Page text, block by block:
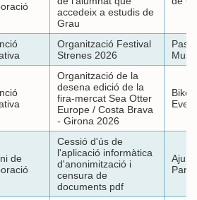
accedeix a estudis de
Grau
Organització Festival
Strenes 2026
Organització de la
desena edició de la
fira-mercat Sea Otter
Europe / Costa Brava
- Girona 2026
de
Cessió d'ús de
l'aplicació informàtica
d'anonimització i
censura de
documents pdf